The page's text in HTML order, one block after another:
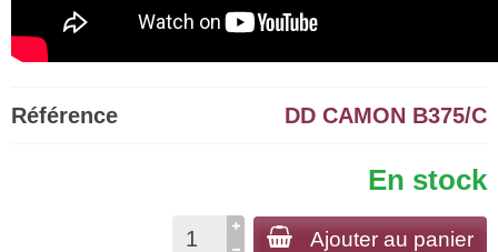
Référence DD CAMON B375/C
En stock
Ajouter au panier